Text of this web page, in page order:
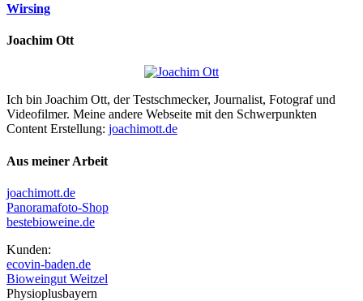
Wirsing
Joachim Ott
Ich bin Joachim Ott, der Testschmecker, Journalist, Fotograf und
Videofilmer. Meine andere Webseite mit den Schwerpunkten
Content Erstellung: joachimott.de
Aus meiner Arbeit
joachimott.de
Panoramafoto-Shop
bestebioweine.de
Kunden:
ecovin-baden.de
Bioweingut Weitzel
Physioplusbayern